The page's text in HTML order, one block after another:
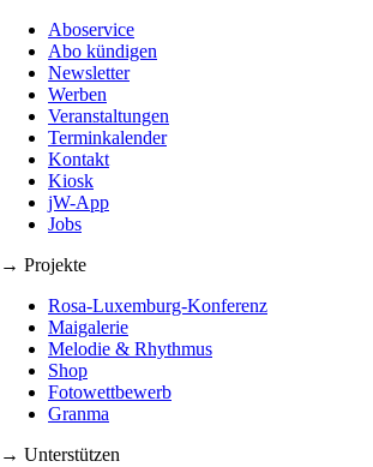
Aboservice
Abo kündigen
Newsletter
Werben
Veranstaltungen
Terminkalender
Kontakt
Kiosk
jW-App
Jobs
→ Projekte
Rosa-Luxemburg-Konferenz
Maigalerie
Melodie & Rhythmus
Shop
Fotowettbewerb
Granma
→ Unterstützen